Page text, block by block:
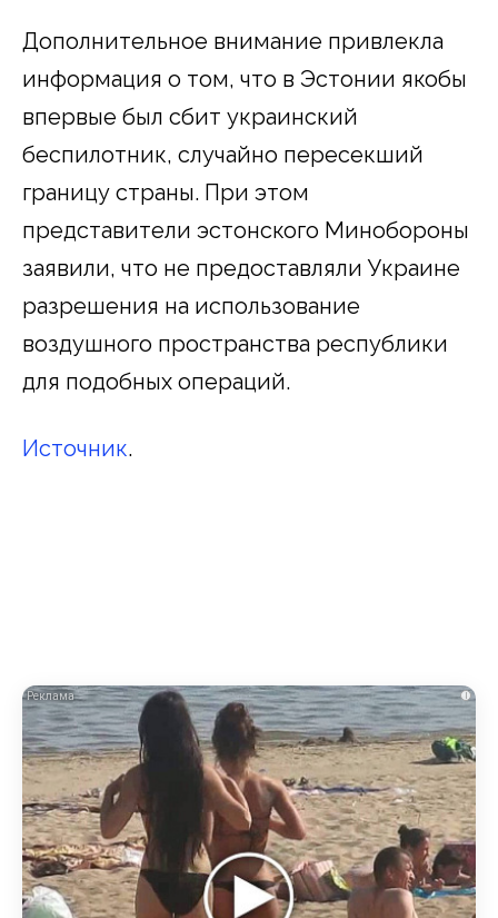
Дополнительное внимание привлекла
информация о том, что в Эстонии якобы
впервые был сбит украинский
беспилотник, случайно пересекший
границу страны. При этом
представители эстонского Минобороны
заявили, что не предоставляли Украине
разрешения на использование
воздушного пространства республики
для подобных операций.
Источник.
i